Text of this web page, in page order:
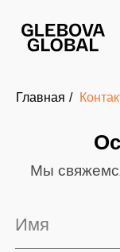
Главная /
Мы свяжемся